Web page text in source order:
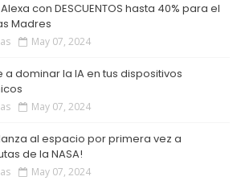
con DESCUENTOS hasta 40% para el
Madres
May 07, 2024
a dominar la IA en tus dispositivos
May 07, 2024
al espacio por primera vez a
de la NASA!
May 07, 2024